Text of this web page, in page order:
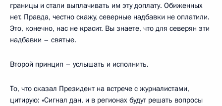
границы и стали выплачивать им эту доплату. Обиженных
нет. Правда, честно скажу, северные надбавки не оплатили.
Это, конечно, нас не красит. Вы знаете, что для северян эти
надбавки – святые.
Второй принцип – услышать и исполнить.
То, что сказал Президент на встрече с журналистами,
цитирую: «Сигнал дан, и в регионах будут решать вопросы